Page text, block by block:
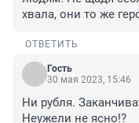
хвала, они то же
ОТВЕТИТЬ
Гость
30 мая 2023, 15:46
Ни рубля.
Неужели не ясно!?